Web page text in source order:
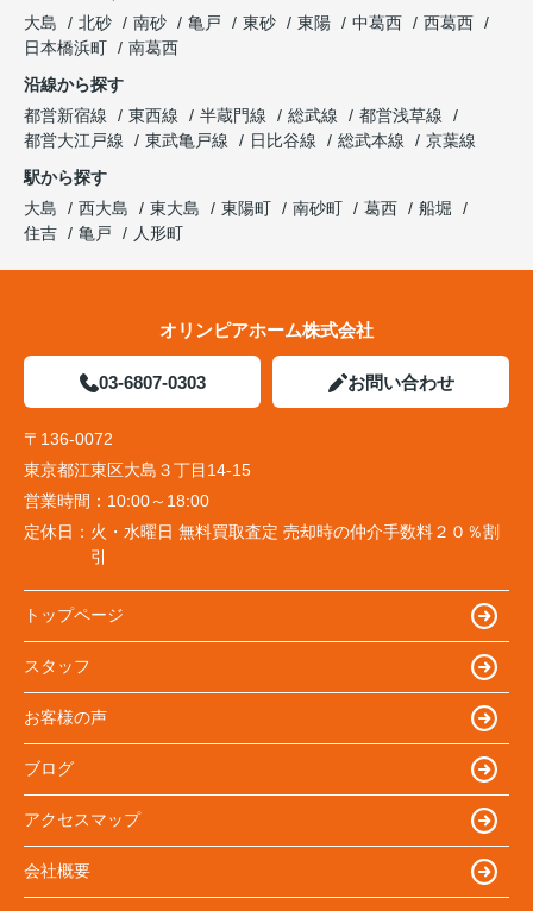
大島
北砂 南砂 亀戸 東砂 東陽 中葛西
西葛西
日本橋浜町
南葛西
沿線から探す
都営新宿線
東西線 半蔵門線 総武線
都営浅草線
都営大江戸線
東武亀戸線 日比谷線 総武本線
京葉線
駅から探す
大島
西大島 東大島 東陽町 南砂町 葛西
船堀
住吉
亀戸 人形町
オリンピアホーム株式会社
03-6807-0303 お問い合わせ
〒136-0072
東京都江東区大島３丁目14-15
営業時間： 10:00～18:00
定休日： 火・水曜日 無料買取査定 売却時の仲介手数料２０％割
引
トップページ
スタッフ
お客様の声
ブログ
アクセスマップ
会社概要